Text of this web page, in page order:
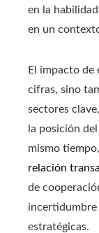
en la
en un
El impacto de
cifras, sino
sectores
la posición
mismo
relación
de
incertidumbre
estratégicas.